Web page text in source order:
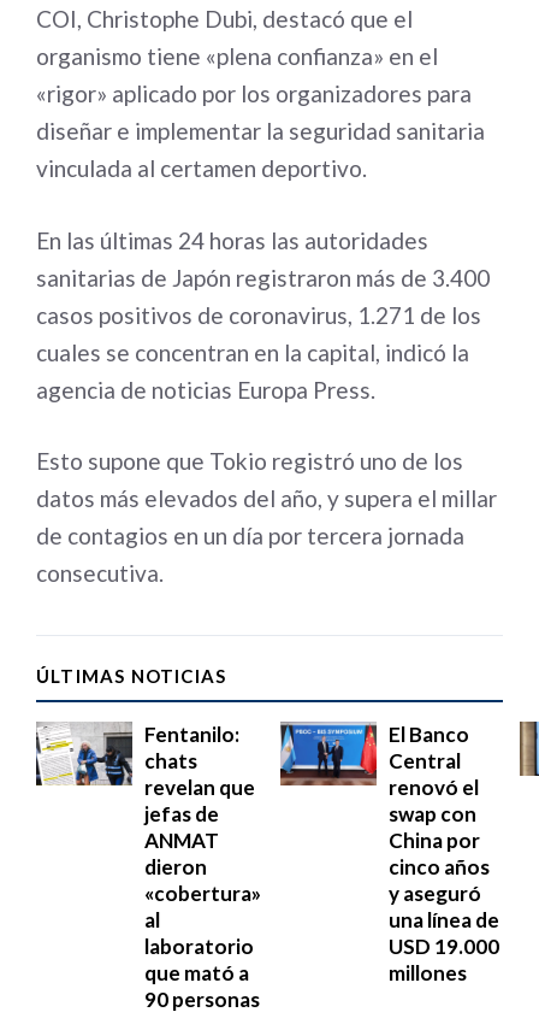
COI, Christophe Dubi, destacó que el
organismo tiene «plena confianza» en el
«rigor» aplicado por los organizadores para
diseñar e implementar la seguridad sanitaria
vinculada al certamen deportivo.
En las últimas 24 horas las autoridades
sanitarias de Japón registraron más de 3.400
casos positivos de coronavirus, 1.271 de los
cuales se concentran en la capital, indicó la
agencia de noticias Europa Press.
Esto supone que Tokio registró uno de los
datos más elevados del año, y supera el millar
de contagios en un día por tercera jornada
consecutiva.
ÚLTIMAS NOTICIAS
Fentanilo:
chats
revelan que
jefas de
ANMAT
dieron
«cobertura»
al
laboratorio
que mató a
90 personas
El Banco
Central
renovó el
swap con
China por
cinco años
y aseguró
una línea de
USD 19.000
millones